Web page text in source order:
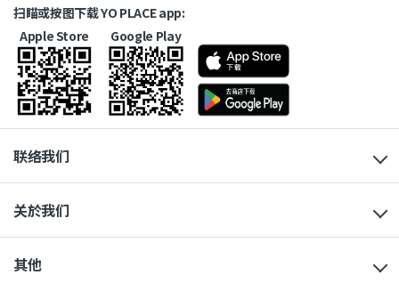
扫瞄或按图下载 YO PLACE app:
Apple Store
Google Play
联络我们
关於我们
其他